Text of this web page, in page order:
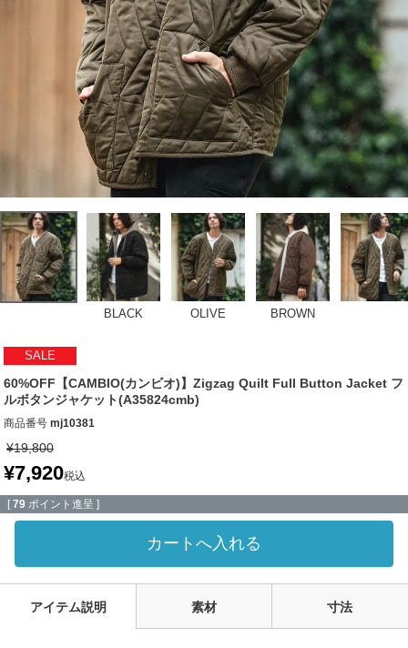
BLACK OLIVE BROWN
SALE
60%OFF【CAMBIO(カンビオ)】Zigzag Quilt Full Button Jacket フ
ルボタンジャケット(A35824cmb)
商品番号 mj10381
¥19,800
¥7,920税込
[ 79 ポイント進呈 ]
カートへ入れる
アイテム説明 素材 寸法